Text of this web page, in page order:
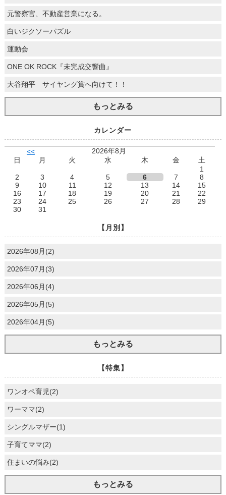
元警察官、不動産営業になる。
白いジクソーパズル
運動会
ONE OK ROCK『未完成交響曲』
大谷翔平 サイヤング賞へ向けて！！
もっとみる
カレンダー
<<
2026年8月
日
月 火 水 木 金
土
1
2
3 4 5 6 7
8
9
10 11 12 13 14
15
16
17 18 19 20 21
22
23
24 25 26 27 28
29
30
31
【月別】
2026年08月(2)
2026年07月(3)
2026年06月(4)
2026年05月(5)
2026年04月(5)
もっとみる
【特集】
ワンオペ育児(2)
ワーママ(2)
シングルマザー(1)
子育てママ(2)
住まいの悩み(2)
もっとみる